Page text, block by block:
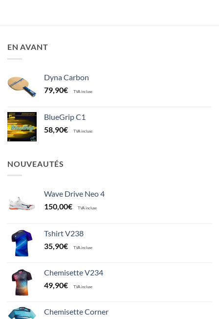
EN AVANT
Dyna Carbon
79,90€ TVA incluse
BlueGrip C1
58,90€ TVA incluse
NOUVEAUTÉS
Wave Drive Neo 4
150,00€ TVA incluse
Tshirt V238
35,90€ TVA incluse
Chemisette V234
49,90€ TVA incluse
Chemisette Corner